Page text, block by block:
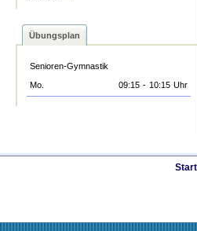
Übungsplan
Senioren-Gymnastik
Mo.
09:15 - 10:15 Uhr